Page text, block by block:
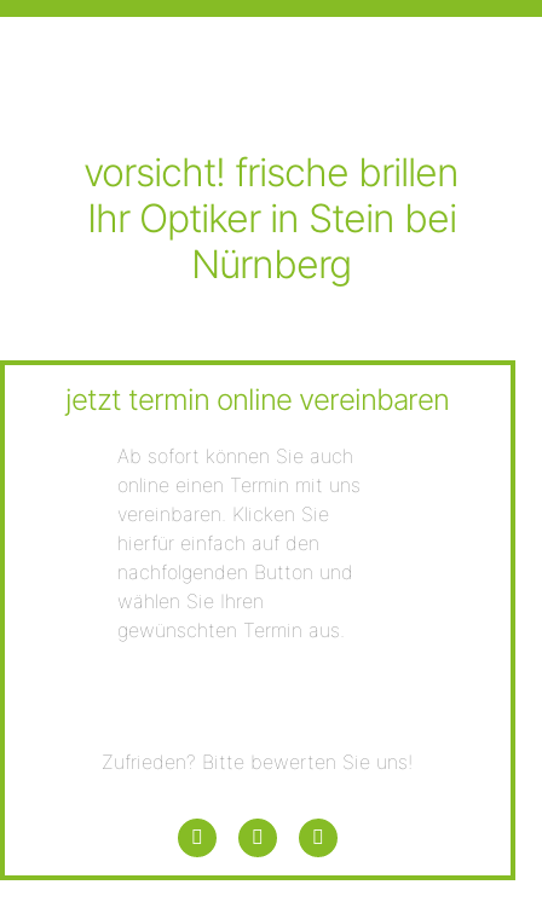
vorsicht! frische brillen
Ihr Optiker in Stein bei
Nürnberg
jetzt termin online vereinbaren
Ab sofort können Sie auch
online einen Termin mit uns
vereinbaren. Klicken Sie
hierfür einfach auf den
nachfolgenden Button und
wählen Sie Ihren
gewünschten Termin aus.​
Zufrieden? Bitte bewerten Sie uns!